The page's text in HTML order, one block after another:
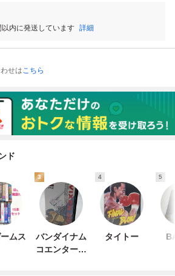
内に発送しています 詳細
せはこちら
ド
ムス
3
バンダイナム
コエンターテ
4
タイトー
5